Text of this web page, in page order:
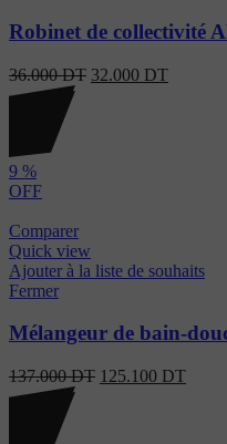
Robinet de collectivité
36.000DT 32.000 DT
9 %
OFF
Comparer
Quick view
Ajouter à la liste de souhaits
Fermer
Mélangeur de bain-
137.000DT 125.100 DT